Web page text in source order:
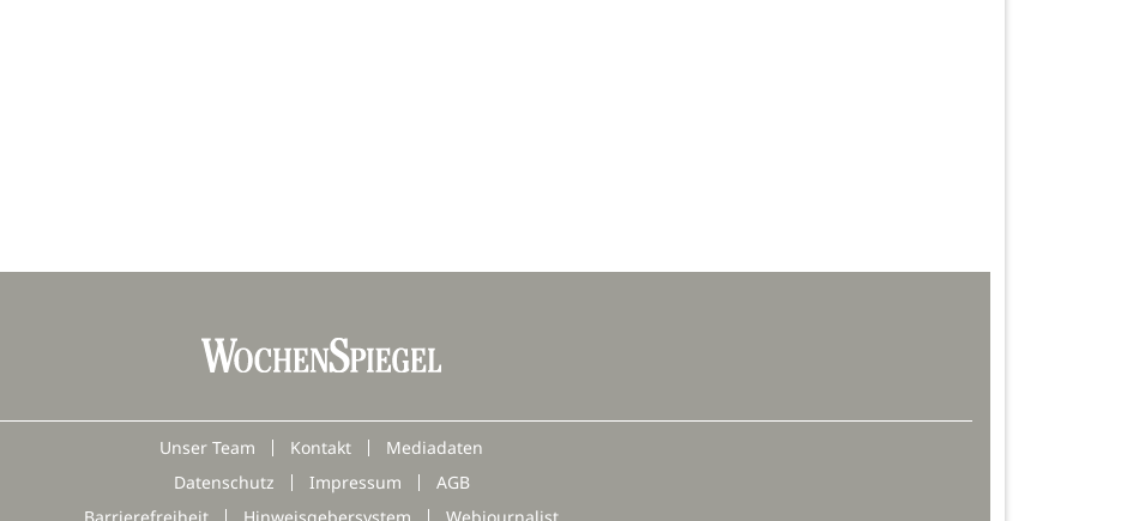
Unser Team Kontakt
Mediadaten
Datenschutz
Impressum
AGB